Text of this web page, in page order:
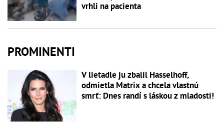
vrhli na pacienta
PROMINENTI
V lietadle ju zbalil Hasselhoff,
odmietla Matrix a chcela vlastnú
smrť: Dnes randí s láskou z mladosti!